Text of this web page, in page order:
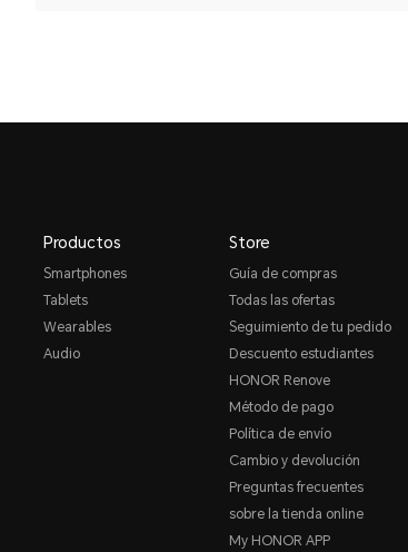
Productos
Smartphones
Tablets
Wearables
Audio
Store
Guía de compras
Todas las ofertas
Seguimiento de tu pedido
Descuento estudiantes
HONOR Renove
Método de pago
Política de envío
Cambio y devolución
Preguntas frecuentes
sobre la tienda online
My HONOR APP